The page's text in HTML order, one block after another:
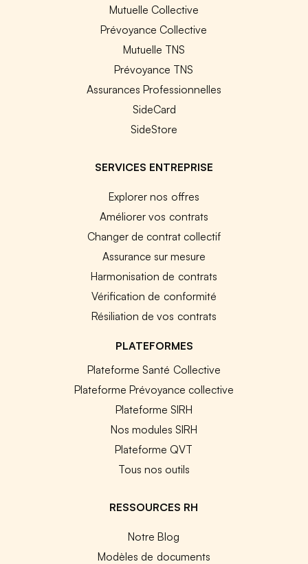
Mutuelle Collective
Prévoyance Collective
Mutuelle TNS
Prévoyance TNS
Assurances Professionnelles
SideCard
SideStore
SERVICES ENTREPRISE
Explorer nos offres
Améliorer vos contrats
Changer de contrat collectif
Assurance sur mesure
Harmonisation de contrats
Vérification de conformité
Résiliation de vos contrats
PLATEFORMES
Plateforme Santé Collective
Plateforme Prévoyance collective
Plateforme SIRH
Nos modules SIRH
Plateforme QVT
Tous nos outils
RESSOURCES RH
Notre Blog
Modèles de documents